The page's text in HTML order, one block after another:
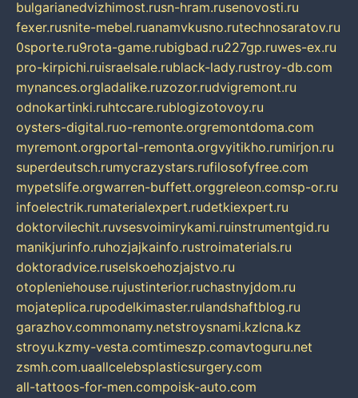
bulgarianedvizhimost.rusn-hram.rusenovosti.ru
fexer.rusnite-mebel.ruanamvkusno.rutechnosaratov.ru
0sporte.ru9rota-game.rubigbad.ru227gp.ruwes-ex.ru
pro-kirpichi.ruisraelsale.rublack-lady.rustroy-db.com
mynances.orgladalike.ruzozor.rudvigremont.ru
odnokartinki.ruhtccare.rublogizotovoy.ru
oysters-digital.ruo-remonte.orgremontdoma.com
myremont.orgportal-remonta.orgvyitikho.rumirjon.ru
superdeutsch.rumycrazystars.rufilosofyfree.com
mypetslife.orgwarren-buffett.orggreleon.comsp-or.ru
infoelectrik.rumaterialexpert.rudetkiexpert.ru
doktorvilechit.ruvsesvoimirykami.ruinstrumentgid.ru
manikjurinfo.ruhozjajkainfo.rustroimaterials.ru
doktoradvice.ruselskoehozjajstvo.ru
otopleniehouse.rujustinterior.ruchastnyjdom.ru
mojateplica.rupodelkimaster.rulandshaftblog.ru
garazhov.commonamy.netstroysnami.kzlcna.kz
stroyu.kzmy-vesta.comtimeszp.comavtoguru.net
zsmh.com.uaallcelebsplasticsurgery.com
all-tattoos-for-men.compoisk-auto.com